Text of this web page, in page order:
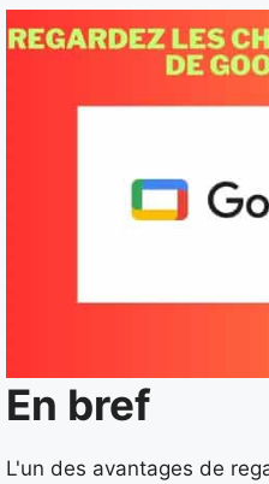
En bref
L'un des avantages de